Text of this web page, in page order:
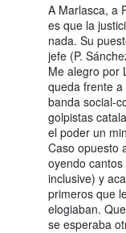
A Marlasca, a
es que la
nada. Su
jefe (P.
Me alegro por
queda frente
banda social-
golpistas
el poder un
Caso opuesto
oyendo
inclusive) y
primeros que
elogiaban.
se esperaba